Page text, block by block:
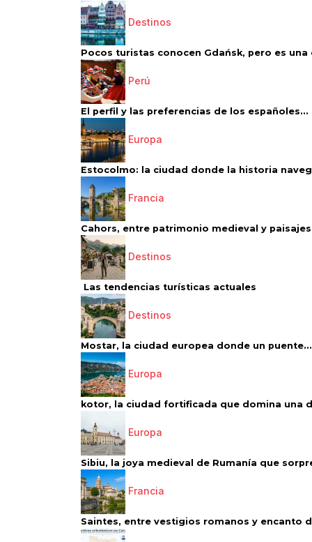
Destinos
Pocos turistas conocen Gdańsk, pero es una
Perú
El perfil y las preferencias de los españoles...
Europa
Estocolmo: la ciudad donde la historia
Francia
Cahors, entre patrimonio medieval y paisajes
Destinos
Las tendencias turísticas actuales
Destinos
Mostar, la ciudad europea donde un puente...
Europa
kotor, la ciudad fortificada que domina una
Europa
Sibiu, la joya medieval de Rumanía que
Francia
Saintes, entre vestigios romanos y encanto